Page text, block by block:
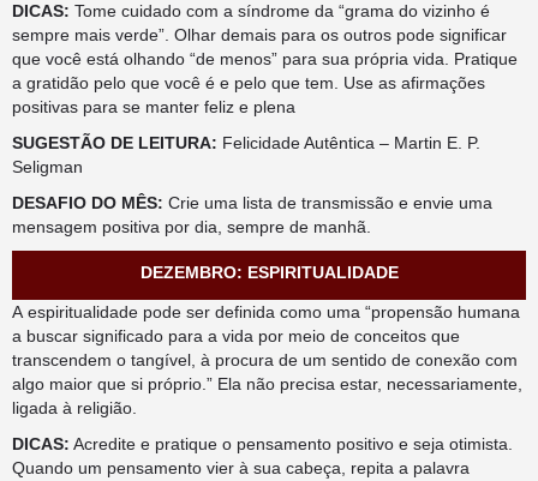
DICAS: Tome cuidado com a síndrome da “grama do vizinho é
sempre mais verde”. Olhar demais para os outros pode significar
que você está olhando “de menos” para sua própria vida. Pratique
a gratidão pelo que você é e pelo que tem. Use as afirmações
positivas para se manter feliz e plena
SUGESTÃO DE LEITURA: Felicidade Autêntica – Martin E. P.
Seligman
DESAFIO DO MÊS: Crie uma lista de transmissão e envie uma
mensagem positiva por dia, sempre de manhã.
DEZEMBRO: ESPIRITUALIDADE
A espiritualidade pode ser definida como uma “propensão humana
a buscar significado para a vida por meio de conceitos que
transcendem o tangível, à procura de um sentido de conexão com
algo maior que si próprio.” Ela não precisa estar, necessariamente,
ligada à religião.
DICAS: Acredite e pratique o pensamento positivo e seja otimista.
Quando um pensamento vier à sua cabeça, repita a palavra